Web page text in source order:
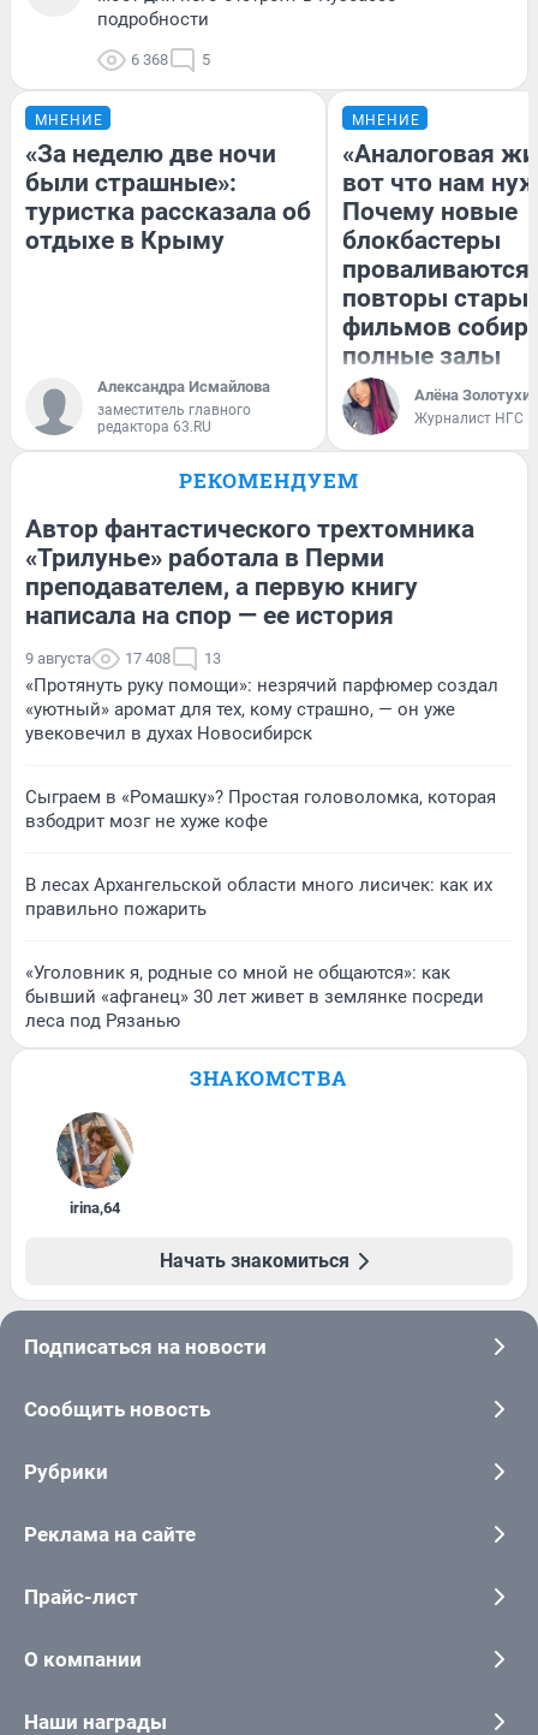
подробности
6 368 5
МНЕНИЕ
«За неделю две ночи
были страшные»:
туристка рассказала об
отдыхе в Крыму
Александра Исмайлова
заместитель главного
редактора 63.RU
МНЕНИЕ
«Аналоговая
вот что нам
Почему новые
блокбастеры
повторы
фильмов
полные залы
Алёна
Журналист НГС
РЕКОМЕНДУЕМ
Автор фантастического трехтомника
«Трилунье» работала в Перми
преподавателем, а первую книгу
написала на спор — ее история
9 августа 17 408 13
«Протянуть руку помощи»: незрячий парфюмер создал
«уютный» аромат для тех, кому страшно, — он уже
увековечил в духах Новосибирск
Сыграем в «Ромашку»? Простая головоломка, которая
взбодрит мозг не хуже кофе
В лесах Архангельской области много лисичек: как их
правильно пожарить
«Уголовник я, родные со мной не общаются»: как
бывший «афганец» 30 лет живет в землянке посреди
леса под Рязанью
ЗНАКОМСТВА
irina,64
Начать знакомиться
Подписаться на новости
Сообщить новость
Рубрики
Реклама на сайте
Прайс-лист
О компании
Наши награды